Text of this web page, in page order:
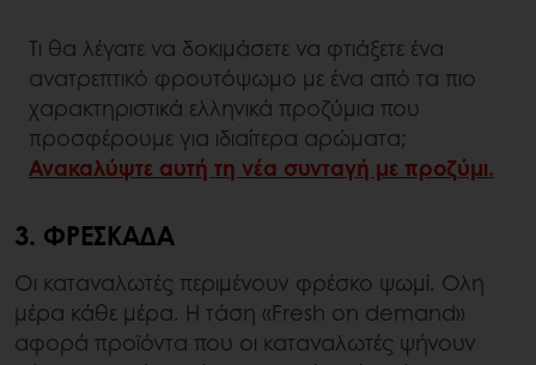
Τι θα λέγατε να δοκιμάσετε να φτιάξετε ένα
ανατρεπτικό φρουτόψωμο με ένα από τα πιο
χαρακτηριστικά ελληνικά προζύμια που
προσφέρουμε για ιδιαίτερα αρώματα;
Ανακαλύψτε αυτή τη νέα συνταγή με προζύμι.
3. ΦΡΕΣΚΑΔΑ
Οι καταναλωτές περιμένουν φρέσκο ψωμί. Ολη
μέρα κάθε μέρα. Η τάση «Fresh on demand»
αφορά προϊόντα που οι καταναλωτές ψήνουν